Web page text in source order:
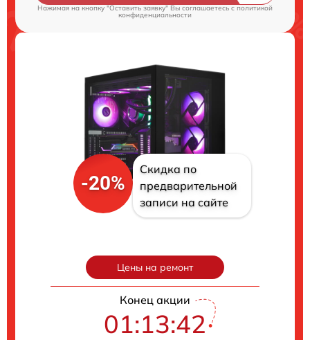
Нажимая на кнопку "Оставить заявку" Вы соглашаетесь cполитикой
конфиденциальности
-20%
Скидка по
предварительной
записи на сайте
Цены на ремонт
Конец акции
01:13:41